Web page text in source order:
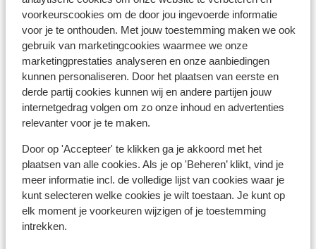
voorkeurscookies om de door jou ingevoerde informatie
voor je te onthouden. Met jouw toestemming maken we ook
gebruik van marketingcookies waarmee we onze
marketingprestaties analyseren en onze aanbiedingen
kunnen personaliseren. Door het plaatsen van eerste en
derde partij cookies kunnen wij en andere partijen jouw
internetgedrag volgen om zo onze inhoud en advertenties
relevanter voor je te maken.
Door op 'Accepteer' te klikken ga je akkoord met het
plaatsen van alle cookies. Als je op 'Beheren’ klikt, vind je
meer informatie incl. de volledige lijst van cookies waar je
kunt selecteren welke cookies je wilt toestaan. Je kunt op
elk moment je voorkeuren wijzigen of je toestemming
intrekken.
Afstanden
Accommodatie verschillend van
inrichting/eigenaar
In het centrum
Centrum: 0 m
Skipiste: 0 m
Skilift: 20 m
Skipas
Skilessen